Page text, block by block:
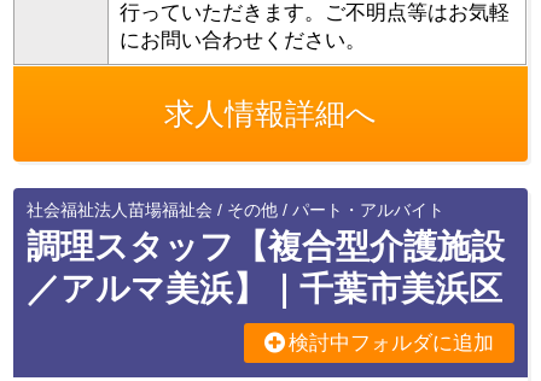
行っていただきます。ご不明点等はお気軽
にお問い合わせください。
求人情報詳細へ
社会福祉法人苗場福祉会 / その他 / パート・アルバイト
調理スタッフ【複合型介護施設
／アルマ美浜】｜千葉市美浜区
検討中フォルダに追加